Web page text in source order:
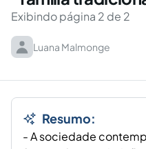
Exibindo página 2 de 2
Luana Malmonge
Resumo:
- A sociedade